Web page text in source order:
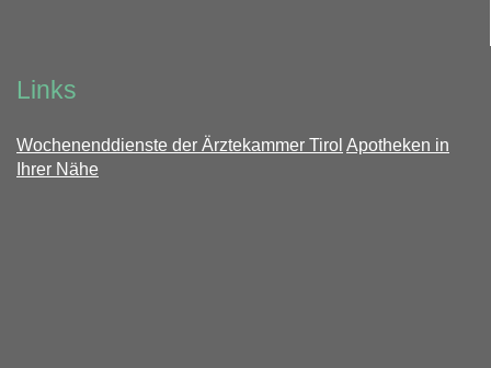
Links
Wochenenddienste der Ärztekammer Tirol Apotheken in
Ihrer Nähe